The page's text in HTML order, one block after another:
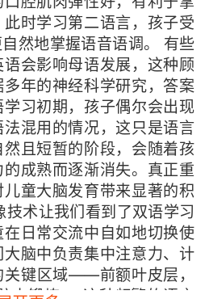
时学习第二语言，孩子受
然地掌握语音语调。 有些
会影响母语发展，这种顾
年的神经科学研究，答案
习初期，孩子偶尔会出现
混用的情况，这只是语言
且短暂的阶段，会随着孩
成熟而逐渐消失。真正重
童大脑发育带来显著的积
术让我们看到了双语学习
日常交流中自如地切换使
脑中负责集中注意力、计
键区域——前额叶皮层，